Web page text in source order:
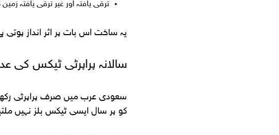
ترقی یافتہ اور غیر ترقی یافتہ
یہ ساخت اس بات پر اثر انداز ہوتی
سالانہ پراپرٹی ٹیکس کی
سعودی عرب میں صرف پراپرٹی
کو ہر سال ایسی ٹیکس بلز نہیں